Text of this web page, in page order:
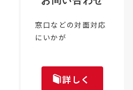
窓口などの対面対応
にいかが
詳しく